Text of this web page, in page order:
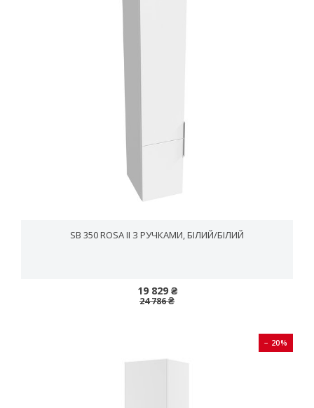
SB 350 ROSA II З РУЧКАМИ, БІЛИЙ/БІЛИЙ
19 829 ₴
24 786 ₴
− 20%